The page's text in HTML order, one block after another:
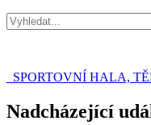
SPORTOVNÍ HALA,
Nadcházející